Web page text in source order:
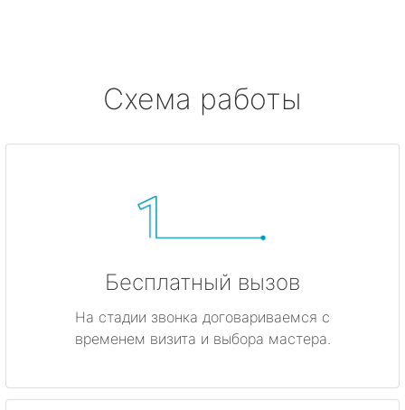
Схема работы
Бесплатный вызов
На стадии звонка договариваемся с
временем визита и выбора мастера.